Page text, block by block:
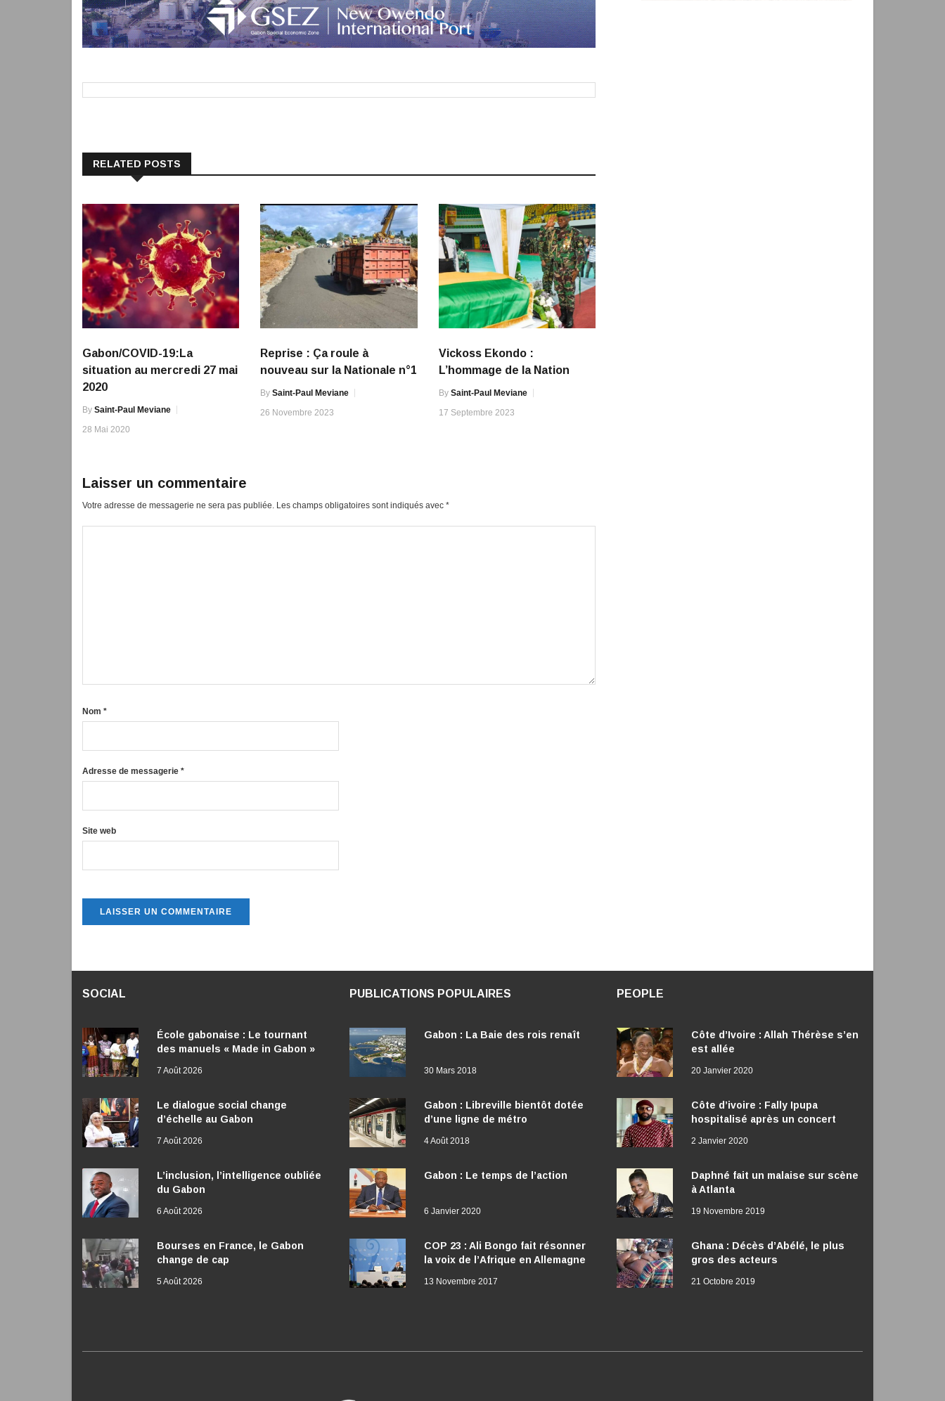
RELATED POSTS
Gabon/COVID-19:La
situation au mercredi 27 mai
2020
By Saint-Paul Meviane
28 Mai 2020
Reprise : Ça roule à
nouveau sur la Nationale n°1
BySaint-Paul Meviane
26 Novembre 2023
Vickoss Ekondo :
L’hommage de la Nation
By Saint-Paul Meviane
17 Septembre 2023
Laisser un commentaire
Votre adresse de messagerie ne sera pas publiée. Les champs obligatoires sont indiqués avec *
Nom *
Adresse de messagerie *
Site web
SOCIAL
École gabonaise : Le tournant
des manuels « Made in Gabon »
7 Août 2026
Le dialogue social change
d’échelle au Gabon
7 Août 2026
L’inclusion, l’intelligence oubliée
du Gabon
6 Août 2026
Bourses en France, le Gabon
change de cap
5 Août 2026
PUBLICATIONS POPULAIRES
Gabon : La Baie des rois renaît
30 Mars 2018
Gabon : Libreville bientôt dotée
d’une ligne de métro
4 Août 2018
Gabon : Le temps de l’action
6 Janvier 2020
COP 23 : Ali Bongo fait résonner
la voix de l’Afrique en Allemagne
13 Novembre 2017
PEOPLE
Côte d’Ivoire : Allah Thérèse s’en
est allée
20 Janvier 2020
Côte d’ivoire : Fally Ipupa
hospitalisé après un concert
2 Janvier 2020
Daphné fait un malaise sur scène
à Atlanta
19 Novembre 2019
Ghana : Décès d’Abélé, le plus
gros des acteurs
21 Octobre 2019